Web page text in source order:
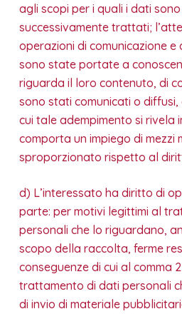
agli scopi per i quali i dati
successivamente trattati;
operazioni di comunicazione e
sono state portate a
riguarda il loro contenuto, di
sono stati comunicati o
cui tale adempimento si rivela
comporta un impiego di mezzi
sproporzionato rispetto al
d) L’interessato ha diritto di
parte: per motivi legittimi al
personali che lo riguardano,
scopo della raccolta, ferme
conseguenze di cui al comma
trattamento di dati personali
di invio di materiale